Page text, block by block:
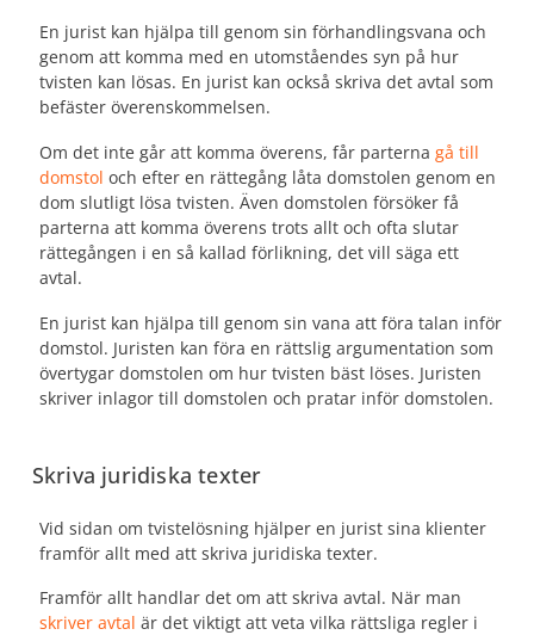
En jurist kan hjälpa till genom sin förhandlingsvana och
genom att komma med en utomståendes syn på hur
tvisten kan lösas. En jurist kan också skriva det avtal som
befäster överenskommelsen.
Om det inte går att komma överens, får parterna gå till
domstol och efter en rättegång låta domstolen genom en
dom slutligt lösa tvisten. Även domstolen försöker få
parterna att komma överens trots allt och ofta slutar
rättegången i en så kallad förlikning, det vill säga ett
avtal.
En jurist kan hjälpa till genom sin vana att föra talan inför
domstol. Juristen kan föra en rättslig argumentation som
övertygar domstolen om hur tvisten bäst löses. Juristen
skriver inlagor till domstolen och pratar inför domstolen.
Skriva juridiska texter
Vid sidan om tvistelösning hjälper en jurist sina klienter
framför allt med att skriva juridiska texter.
Framför allt handlar det om att skriva avtal. När man
skriver avtal är det viktigt att veta vilka rättsliga regler i